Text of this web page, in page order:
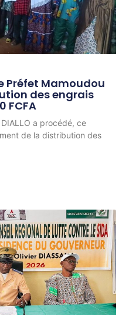
Préfet Mamoudou
des engrais
FCFA
a procédé, ce
de la distribution des